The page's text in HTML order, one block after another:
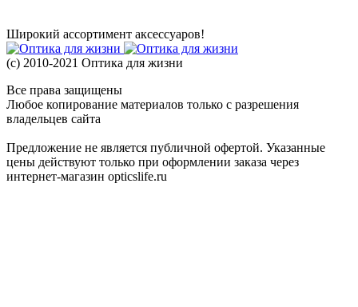
Широкий ассортимент аксессуаров!
(с) 2010-2021 Оптика для жизни
Все права защищены
Любое копирование материалов только с разрешения
владельцев сайта
Предложение не является публичной офертой. Указанные
цены действуют только при оформлении заказа через
интернет-магазин opticslife.ru